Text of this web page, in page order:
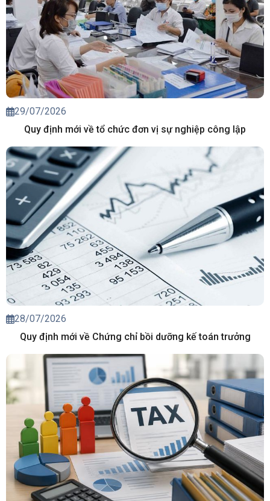
29/07/2026
Quy định mới về tổ chức đơn vị sự nghiệp công lập
28/07/2026
Quy định mới về Chứng chỉ bồi dưỡng kế toán trưởng